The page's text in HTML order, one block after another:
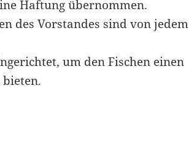
Haftung übernommen.
des Vorstandes sind von jedem
um den Fischen einen
bieten.